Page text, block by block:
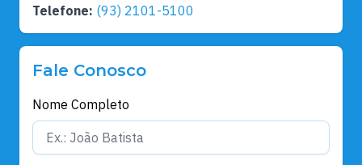
Telefone: (93) 2101-5100
Fale Conosco
Nome Completo